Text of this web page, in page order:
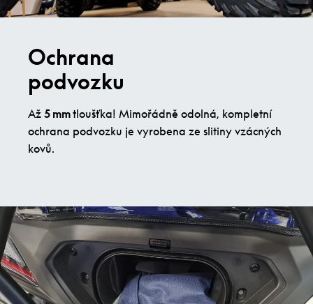
Ochrana
podvozku
Až 5 mmtloušťka! Mimořádně odolná, kompletní
ochrana podvozku je vyrobena ze slitiny vzácných
kovů.